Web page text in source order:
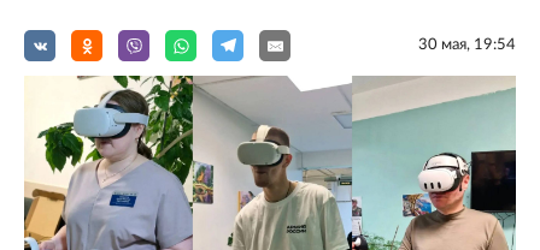
30 мая, 19:54